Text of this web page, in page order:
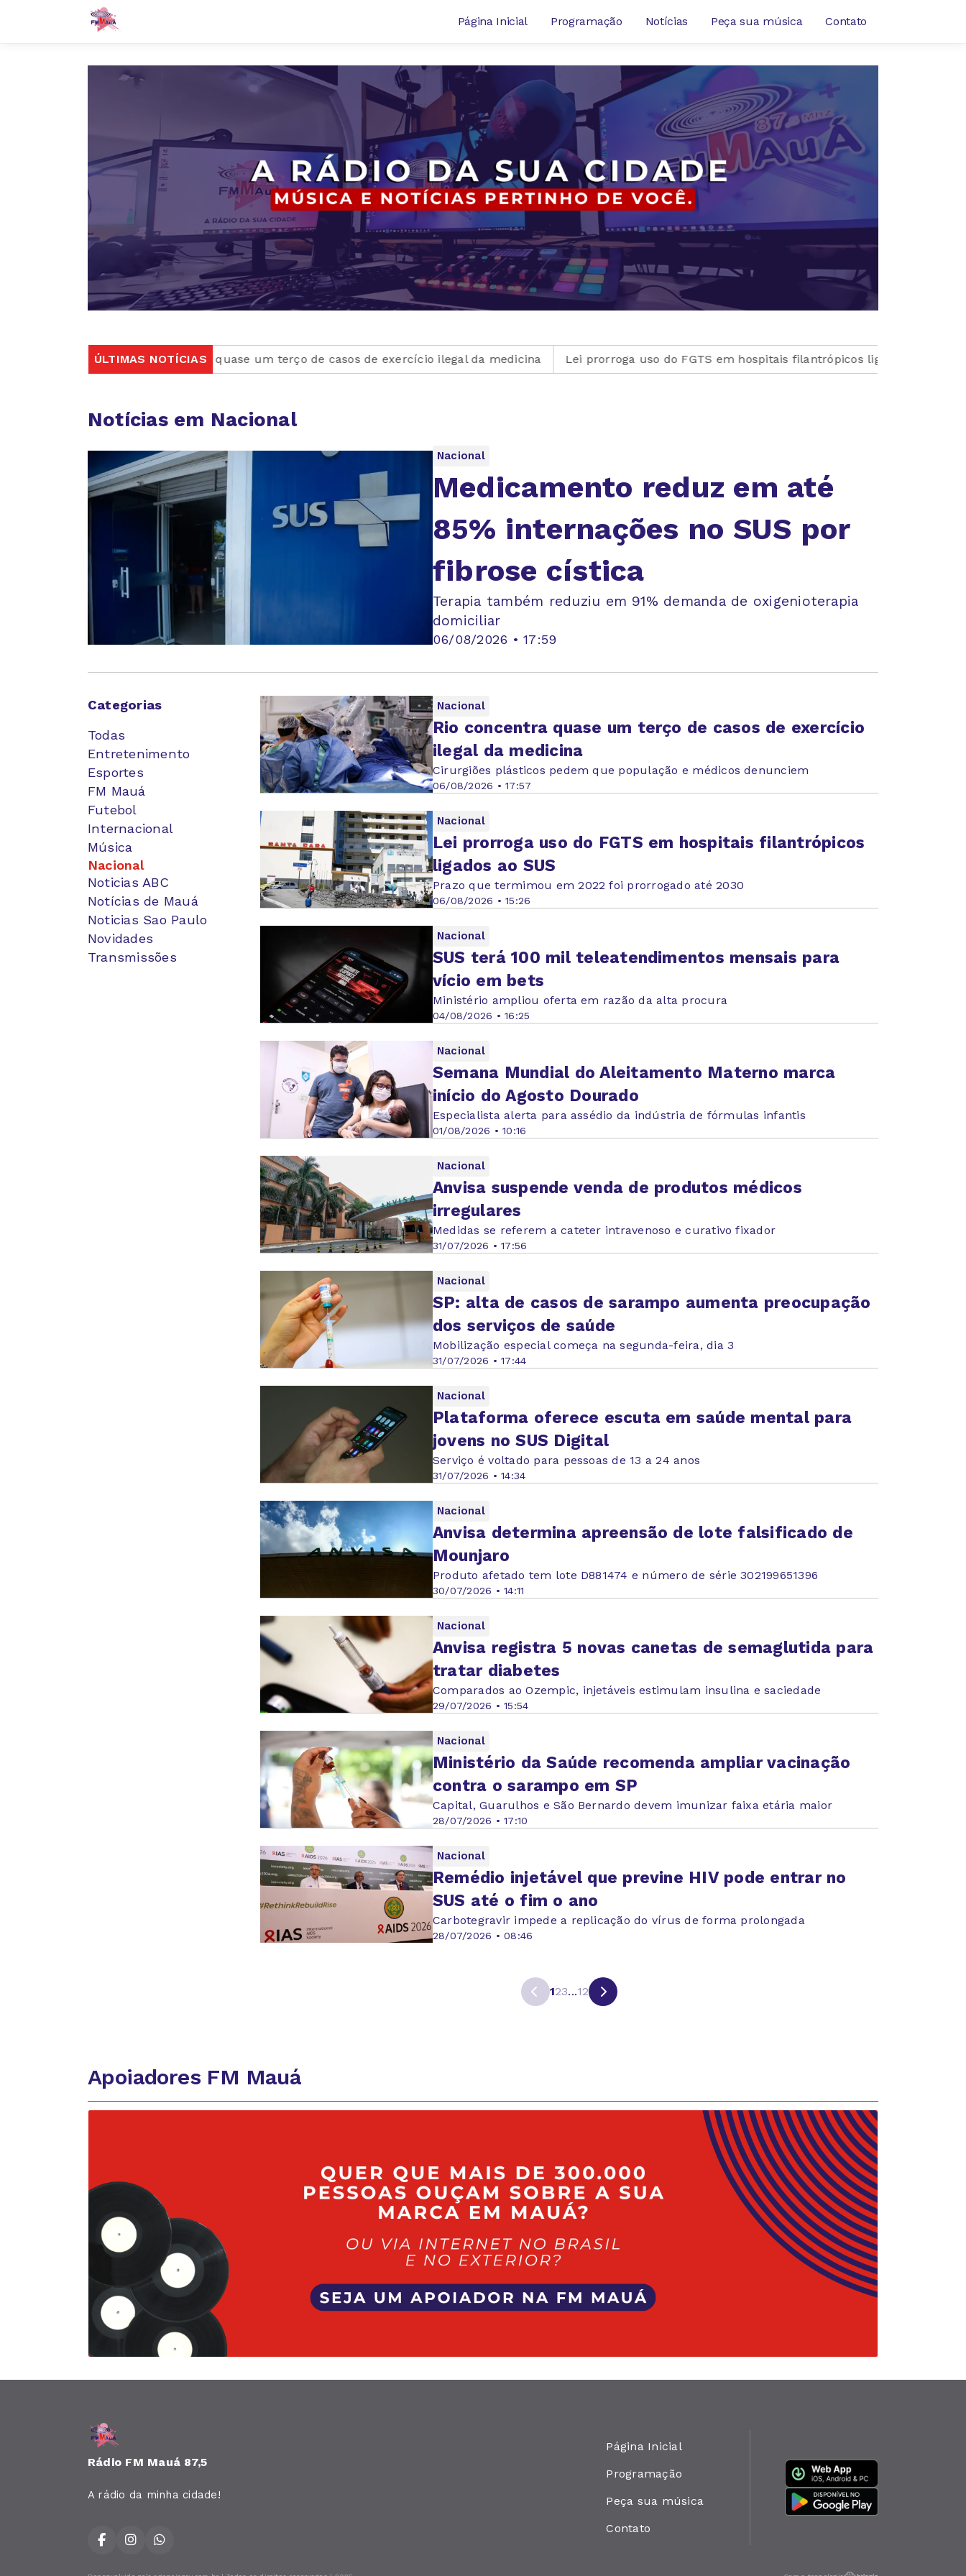
Página Inicial Programação Notícias Peça sua música Contato
ÚLTIMAS NOTÍCIAS
Rio concentra quase um terço de casos de exercício ilegal da medicina Lei prorroga uso do FGTS em hospitais filantrópicos ligados ao SUS
Notícias em Nacional
Nacional
06/08/2026 • 17:59
Medicamento reduz em até
85% internações no SUS por
fibrose cística
Terapia também reduziu em 91% demanda de oxigenioterapia
domiciliar
Categorias
Todas
Entretenimento
Esportes
FM Mauá
Futebol
Internacional
Música
Nacional
Noticias ABC
Notícias de Mauá
Noticias Sao Paulo
Novidades
Transmissões
Nacional
06/08/2026 • 17:57
Rio concentra quase um terço de casos de exercício
ilegal da medicina
Cirurgiões plásticos pedem que população e médicos denunciem
Nacional
06/08/2026 • 15:26
Lei prorroga uso do FGTS em hospitais filantrópicos
ligados ao SUS
Prazo que termimou em 2022 foi prorrogado até 2030
Nacional
04/08/2026 • 16:25
SUS terá 100 mil teleatendimentos mensais para
vício em bets
Ministério ampliou oferta em razão da alta procura
Nacional
01/08/2026 • 10:16
Semana Mundial do Aleitamento Materno marca
início do Agosto Dourado
Especialista alerta para assédio da indústria de fórmulas infantis
Nacional
31/07/2026 • 17:56
Anvisa suspende venda de produtos médicos
irregulares
Medidas se referem a cateter intravenoso e curativo fixador
Nacional
31/07/2026 • 17:44
SP: alta de casos de sarampo aumenta preocupação
dos serviços de saúde
Mobilização especial começa na segunda-feira, dia 3
Nacional
31/07/2026 • 14:34
Plataforma oferece escuta em saúde mental para
jovens no SUS Digital
Serviço é voltado para pessoas de 13 a 24 anos
Nacional
30/07/2026 • 14:11
Anvisa determina apreensão de lote falsificado de
Mounjaro
Produto afetado tem lote D881474 e número de série 302199651396
Nacional
29/07/2026 • 15:54
Anvisa registra 5 novas canetas de semaglutida para
tratar diabetes
Comparados ao Ozempic, injetáveis estimulam insulina e saciedade
Nacional
28/07/2026 • 17:10
Ministério da Saúde recomenda ampliar vacinação
contra o sarampo em SP
Capital, Guarulhos e São Bernardo devem imunizar faixa etária maior
Nacional
28/07/2026 • 08:46
Remédio injetável que previne HIV pode entrar no
SUS até o fim o ano
Carbotegravir impede a replicação do vírus de forma prolongada
123...12
Apoiadores FM Mauá
Rádio FM Mauá 87,5
A rádio da minha cidade!
Página Inicial
Programação
Peça sua música
Contato